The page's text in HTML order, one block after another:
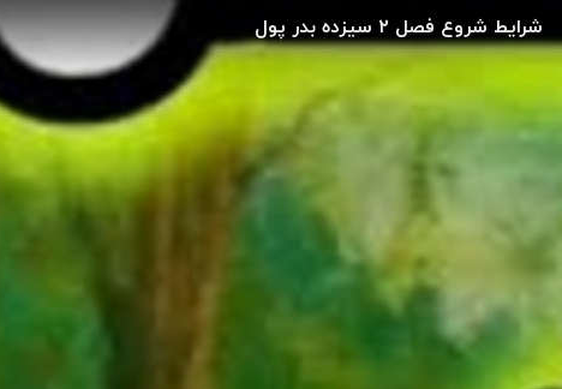
شرایط شروع فصل ۲ سیزده بدر پول